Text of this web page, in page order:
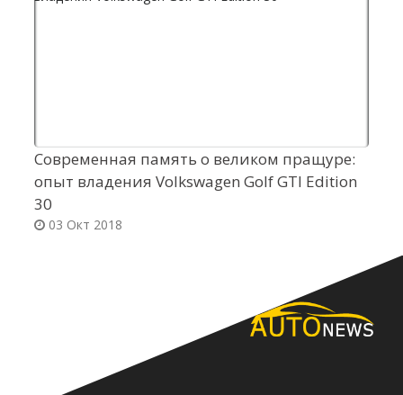
Современная память о великом пращуре:
опыт владения Volkswagen Golf GTI Edition
30
03 Окт 2018